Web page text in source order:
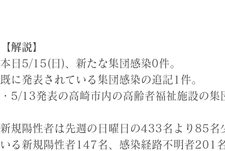
【解説】
本日5/15(日)
、新たな集団感染0件。
既に発表されている集団感染の追記1件。
・5/13発表の高崎市内の高齢者福祉施設の集
新規陽性者は先週の日曜日の433名より85
いる新規陽性者147名、感染経路不明者201